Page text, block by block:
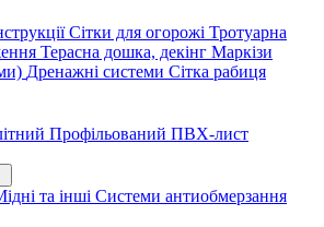
Сітки для огорожі Тротуарна
Терасна дошка, декінг Маркізи
Дренажні системи Сітка рабиця
Профільований ПВХ-лист
та інші Системи антиобмерзання